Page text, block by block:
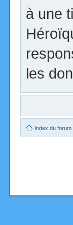
à une
les
Index du forum